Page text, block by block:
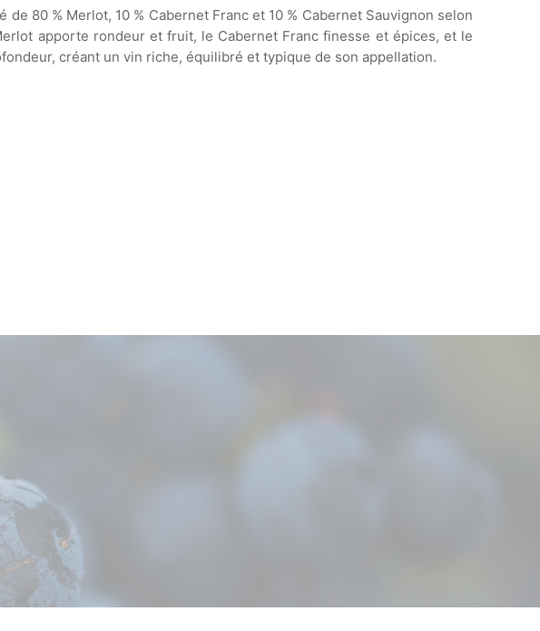
de 80 % Merlot, 10 % Cabernet Franc et 10 % Cabernet Sauvignon selon
apporte rondeur et fruit, le Cabernet Franc finesse et épices, et le
créant un vin riche, équilibré et typique de son appellation.